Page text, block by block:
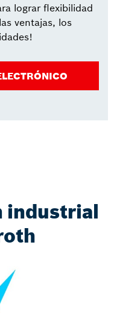
lograr flexibilidad
ventajas, los
industrial